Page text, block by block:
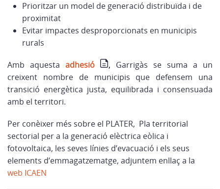
Prioritzar un model de generació distribuïda i de
proximitat
Evitar impactes desproporcionats en municipis
rurals
Amb aquesta adhesió , Garrigàs se suma a un
creixent nombre de municipis que defensem una
transició energètica justa, equilibrada i consensuada
amb el territori.
Per conèixer més sobre el PLATER, Pla territorial
sectorial per a la generació elèctrica eòlica i
fotovoltaica, les seves línies d’evacuació i els seus
elements d’emmagatzematge, adjuntem enllaç a la
web ICAEN